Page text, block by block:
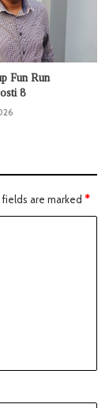
Fun Run
8
are marked *